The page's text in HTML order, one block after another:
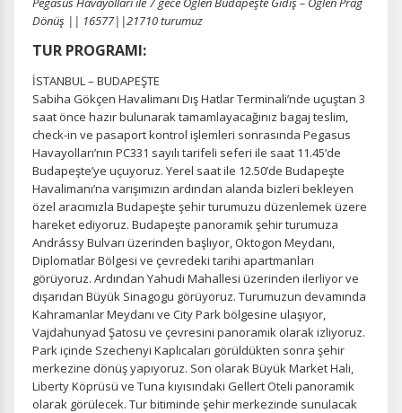
Dönüş || 16577||21710 turumuz
TUR PROGRAMI:
İSTANBUL – BUDAPEŞTE
Sabiha Gökçen Havalimanı Dış Hatlar Terminali’nde uçuştan 3
saat önce hazır bulunarak tamamlayacağınız bagaj teslim,
check-in ve pasaport kontrol işlemleri sonrasında Pegasus
Havayolları’nın PC331 sayılı tarifeli seferi ile saat 11.45’de
Budapeşte’ye uçuyoruz. Yerel saat ile 12.50’de Budapeşte
Havalimanı’na varışımızın ardından alanda bizleri bekleyen
özel aracımızla Budapeşte şehir turumuzu düzenlemek üzere
hareket ediyoruz. Budapeşte panoramik şehir turumuza
Andrássy Bulvarı üzerinden başlıyor, Oktogon Meydanı,
Diplomatlar Bölgesi ve çevredeki tarihi apartmanları
görüyoruz. Ardından Yahudi Mahallesi üzerinden ilerliyor ve
dışarıdan Büyük Sinagogu görüyoruz. Turumuzun devamında
Kahramanlar Meydanı ve City Park bölgesine ulaşıyor,
Vajdahunyad Şatosu ve çevresini panoramik olarak izliyoruz.
Park içinde Szechenyi Kaplıcaları görüldükten sonra şehir
merkezine dönüş yapıyoruz. Son olarak Büyük Market Hali,
Liberty Köprüsü ve Tuna kıyısındaki Gellert Oteli panoramik
olarak görülecek. Tur bitiminde şehir merkezinde sunulacak